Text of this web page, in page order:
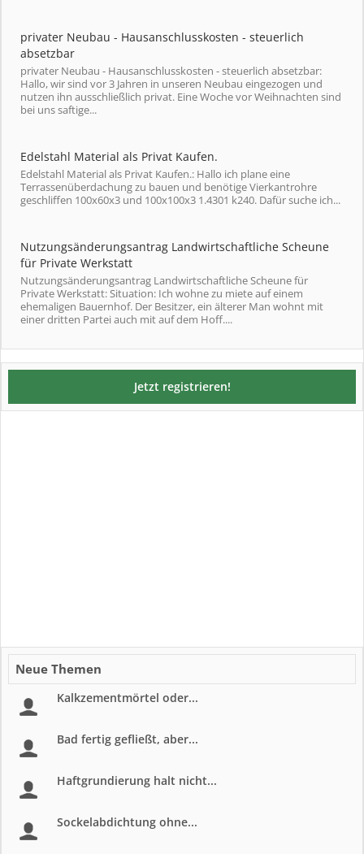
privater Neubau - Hausanschlusskosten - steuerlich
absetzbar
privater Neubau - Hausanschlusskosten - steuerlich absetzbar:
Hallo, wir sind vor 3 Jahren in unseren Neubau eingezogen und
nutzen ihn ausschließlich privat. Eine Woche vor Weihnachten sind
bei uns saftige...
Edelstahl Material als Privat Kaufen.
Edelstahl Material als Privat Kaufen.: Hallo ich plane eine
Terrassenüberdachung zu bauen und benötige Vierkantrohre
geschliffen 100x60x3 und 100x100x3 1.4301 k240. Dafür suche ich...
Nutzungsänderungsantrag Landwirtschaftliche Scheune
für Private Werkstatt
Nutzungsänderungsantrag Landwirtschaftliche Scheune für
Private Werkstatt: Situation: Ich wohne zu miete auf einem
ehemaligen Bauernhof. Der Besitzer, ein älterer Man wohnt mit
einer dritten Partei auch mit auf dem Hoff....
Jetzt registrieren!
Neue Themen
Kalkzementmörtel oder...
Bad fertig gefließt, aber...
Haftgrundierung halt nicht...
Sockelabdichtung ohne...